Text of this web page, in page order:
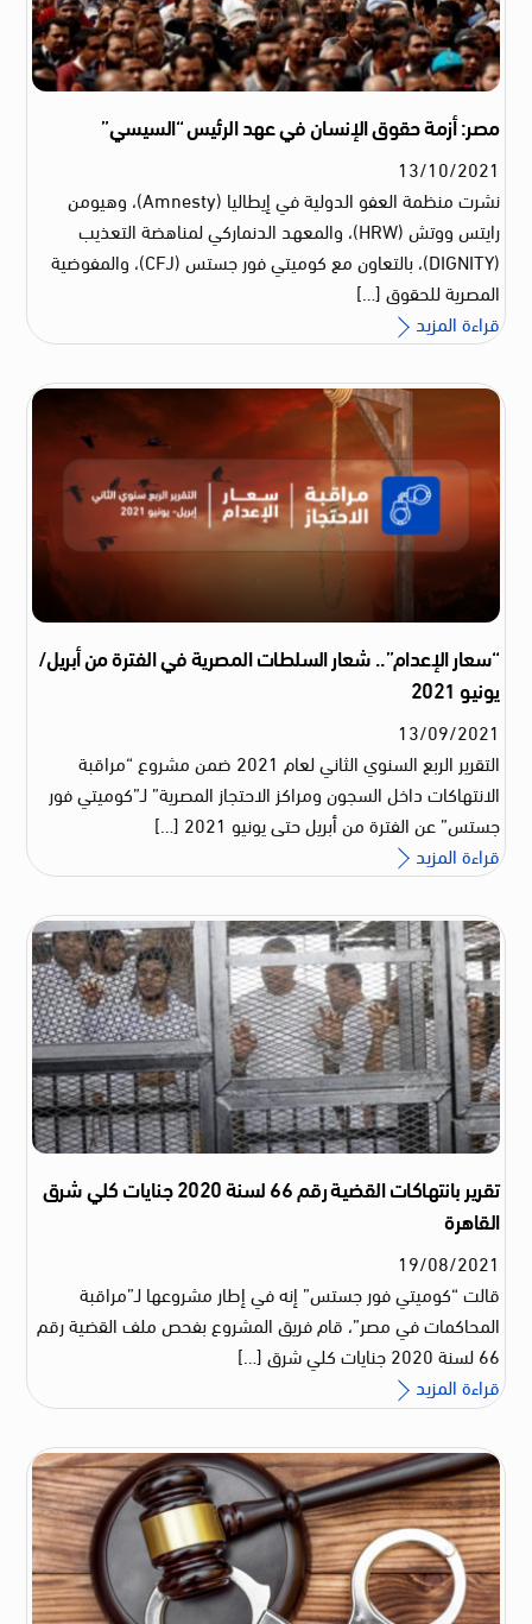
مصر: أزمة حقوق الإنسان في عهد الرئيس “السيسي”
13/10/2021
نشرت منظمة العفو الدولية في إيطاليا (Amnesty)، وهيومن
رايتس ووتش (HRW)، والمعهد الدنماركي لمناهضة التعذيب
(DIGNITY)، بالتعاون مع كوميتي فور جستس (CFJ)، والمفوضية
المصرية للحقوق […]
قراءة المزيد
“سعار الإعدام”.. شعار السلطات المصرية في الفترة من أبريل/
يونيو 2021
13/09/2021
التقرير الربع السنوي الثاني لعام 2021 ضمن مشروع “مراقبة
الانتهاكات داخل السجون ومراكز الاحتجاز المصرية” لـ”كوميتي فور
جستس” عن الفترة من أبريل حتى يونيو 2021 […]
قراءة المزيد
تقرير بانتهاكات القضية رقم 66 لسنة 2020 جنايات كلي شرق
القاهرة
19/08/2021
قالت “كوميتي فور جستس” إنه في إطار مشروعها لـ”مراقبة
المحاكمات في مصر”، قام فريق المشروع بفحص ملف القضية رقم
66 لسنة 2020 جنايات كلي شرق […]
قراءة المزيد